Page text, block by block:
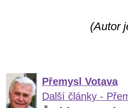
(Autor
Přemysl Votava
Další články -